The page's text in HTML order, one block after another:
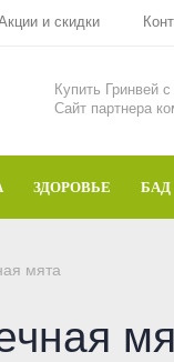
и скидки
Купить Гринвей
Сайт партнера
ЗДОРОВЬЕ БАД
мята